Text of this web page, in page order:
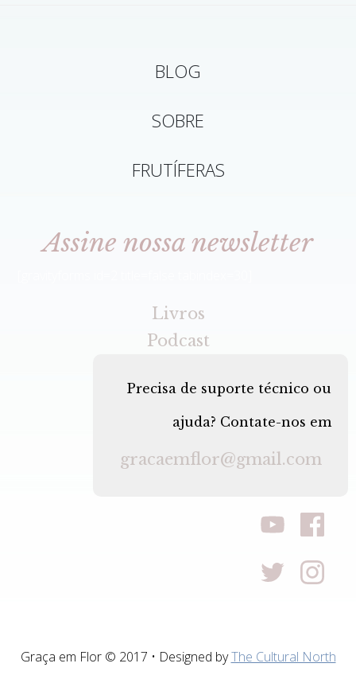
BLOG
SOBRE
FRUTÍFERAS
Assine nossa newsletter
Livros
Podcast
Precisa de suporte técnico ou
ajuda? Contate-nos em
gracaemflor@gmail.com
Graça em Flor © 2017 • Designed byThe Cultural North